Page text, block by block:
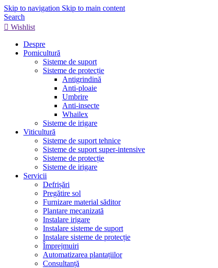
Skip to navigation Skip to main content
Search
Wishlist
Despre
Pomicultură
Sisteme de suport
Sisteme de protecție
Antigrindină
Anti-ploaie
Umbrire
Anti-insecte
Whailex
Sisteme de irigare
Viticultură
Sisteme de suport tehnice
Sisteme de suport super-intensive
Sisteme de protecție
Sisteme de irigare
Servicii
Defrișări
Pregătire sol
Furnizare material săditor
Plantare mecanizată
Instalare irigare
Instalare sisteme de suport
Instalare sisteme de protecție
Împrejmuiri
Automatizarea plantațiilor
Consultanță